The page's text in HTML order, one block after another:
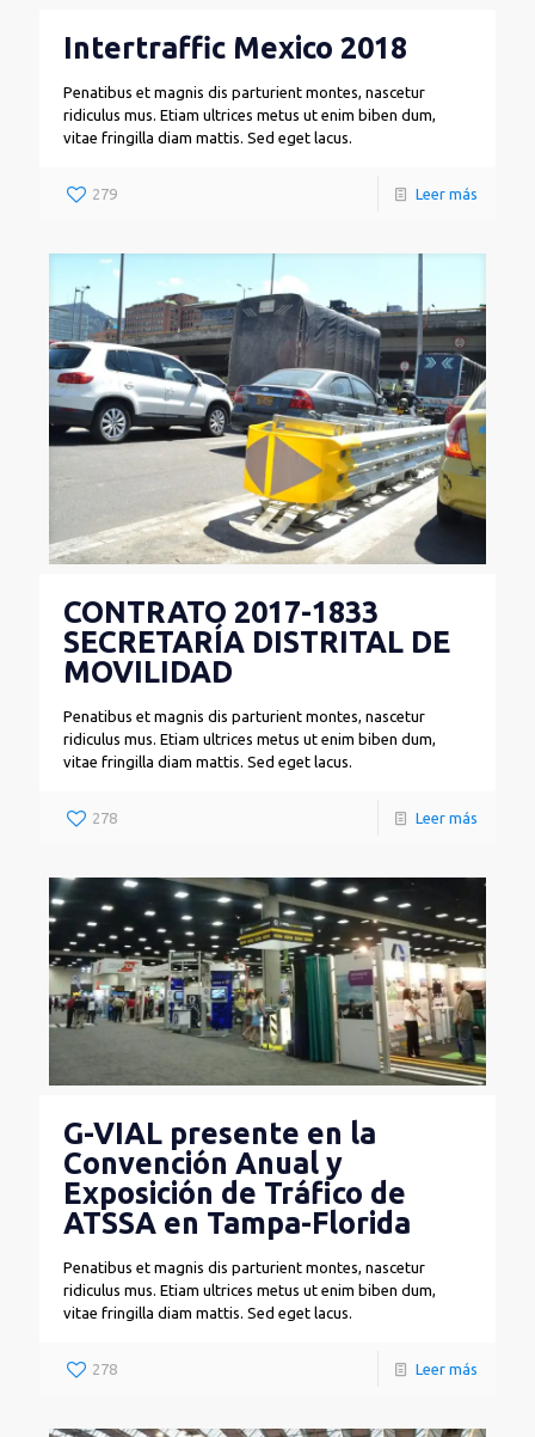
Intertraffic Mexico 2018
Penatibus et magnis dis parturient montes, nascetur
ridiculus mus. Etiam ultrices metus ut enim biben dum,
vitae fringilla diam mattis. Sed eget lacus.
279 Leer más
CONTRATO 2017-1833
SECRETARÍA DISTRITAL DE
MOVILIDAD
Penatibus et magnis dis parturient montes, nascetur
ridiculus mus. Etiam ultrices metus ut enim biben dum,
vitae fringilla diam mattis. Sed eget lacus.
278 Leer más
G-VIAL presente en la
Convención Anual y
Exposición de Tráfico de
ATSSA en Tampa-Florida
Penatibus et magnis dis parturient montes, nascetur
ridiculus mus. Etiam ultrices metus ut enim biben dum,
vitae fringilla diam mattis. Sed eget lacus.
278 Leer más